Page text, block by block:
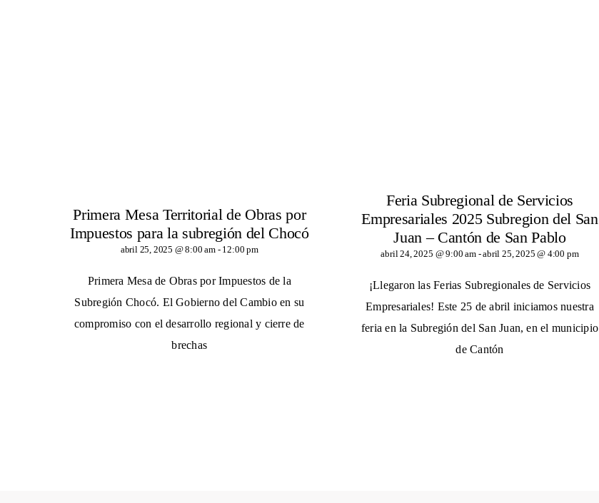
Primera Mesa Territorial de Obras por
Impuestos para la subregión del Chocó
abril 25, 2025 @ 8:00 am - 12:00 pm
Primera Mesa de Obras por Impuestos de la
Subregión Chocó. El Gobierno del Cambio en su
compromiso con el desarrollo regional y cierre de
brechas
Feria Subregional de Servicios
Empresariales 2025 Subregion del San
Juan – Cantón de San Pablo
abril 24, 2025 @ 9:00 am-abril 25, 2025 @ 4:00 pm
¡Llegaron las Ferias Subregionales de Servicios
Empresariales! Este 25 de abril iniciamos nuestra
feria en la Subregión del San Juan, en el municipio
de Cantón